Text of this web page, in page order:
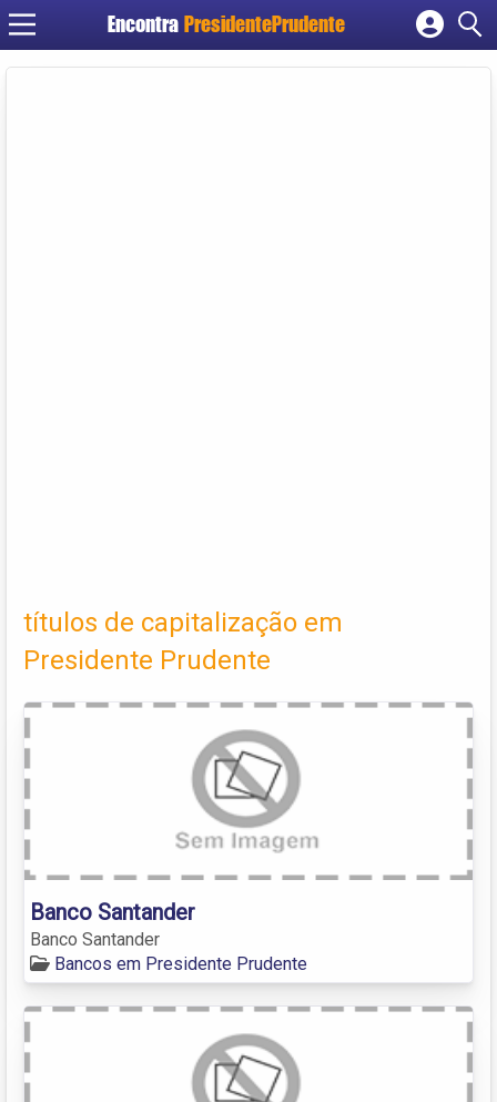
Encontra PresidentePrudente
Cadastrar empresa
títulos de capitalização em
Presidente Prudente
Banco Santander
Banco Santander
Bancos em Presidente Prudente